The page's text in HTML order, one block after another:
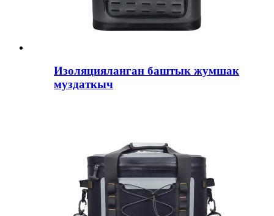
Изоляцияланган баштык жумшак
муздаткыч